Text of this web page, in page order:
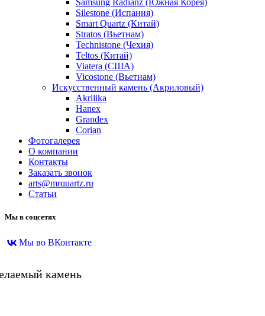
Silestone (Испания)
Smart Quartz (Китай)
Stratos (Вьетнам)
Technistone (Чехия)
Teltos (Китай)
Viatera (США)
Vicostone (Вьетнам)
Искусственный камень (Акриловый)
Akrilika
Hanex
Grandex
Corian
Фотогалерея
О компании
Контакты
Заказать звонок
arts@mrquartz.ru
Статьи
Мы в соцсетях
Мы во ВКонтакте
камень